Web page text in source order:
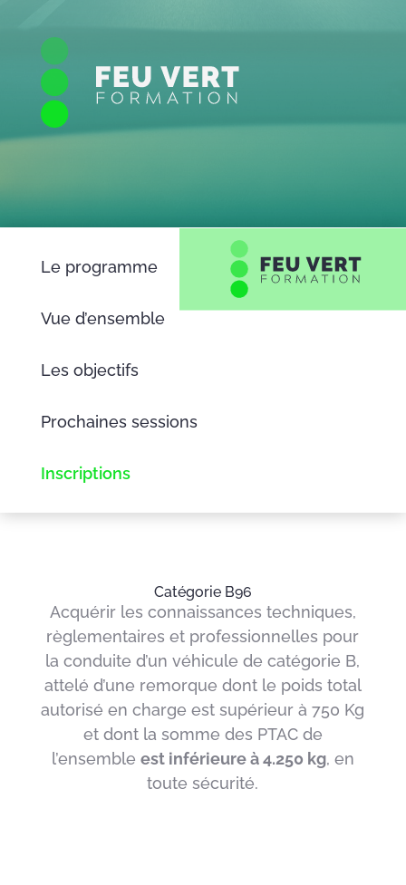
Le programme
Vue d’ensemble
Les objectifs
Prochaines sessions
Inscriptions
Catégorie B96
Acquérir les connaissances techniques,
règlementaires et professionnelles pour
la conduite d’un véhicule de catégorie B,
attelé d’une remorque dont le poids total
autorisé en charge est supérieur à 750 Kg
et dont la somme des PTAC de
l’ensemble est inférieure à 4.250 kg, en
toute sécurité.